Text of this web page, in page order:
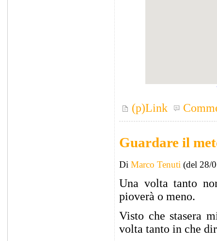
(p)Link
Guardare il
Di Marco Tenuti (del 28/
Una volta tanto
pioverà o meno.
Visto che stasera
volta tanto in che